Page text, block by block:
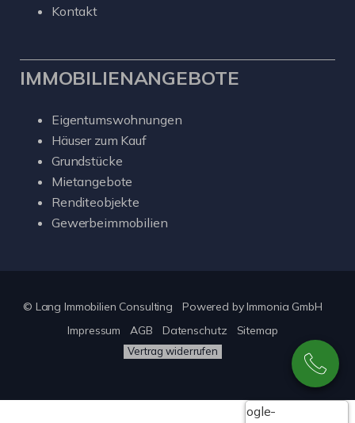
Kontakt
IMMOBILIENANGEBOTE
Eigentumswohnungen
Häuser zum Kauf
Grundstücke
Mietangebote
Renditeobjekte
Gewerbeimmobilien
© Lang Immobilien Consulting Powered byImmonia GmbH
Impressum
AGB Datenschutz Sitemap
Vertrag widerrufen
Google-